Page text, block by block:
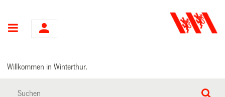
Hauptnavigation
Willkommen in Winterthur.